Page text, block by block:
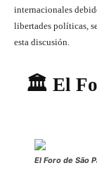
internacionales
libertades políticas,
esta discusión.
🏛️ El
El Foro de São